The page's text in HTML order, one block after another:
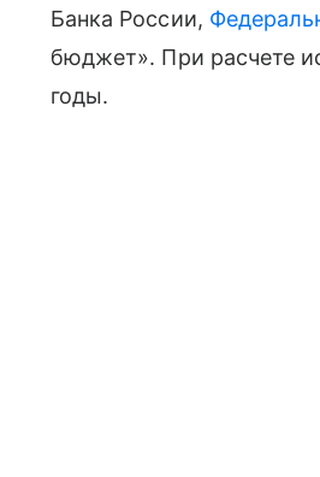
Банка России,
бюджет». При расчете
годы.